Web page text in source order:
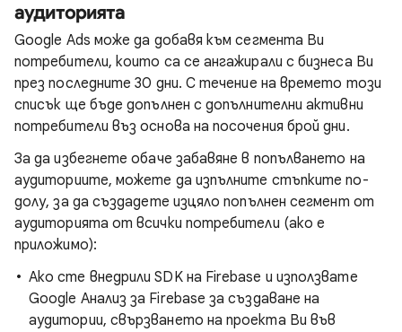
аудиторията
Google Ads може да добавя към сегмента Ви
потребители, които са се ангажирали с бизнеса Ви
през последните 30 дни. С течение на времето този
списък ще бъде допълнен с допълнителни активни
потребители въз основа на посочения брой дни.
За да избегнете обаче забавяне в попълването на
аудиториите, можете да изпълните стъпките по-
долу, за да създадете изцяло попълнен сегмент от
аудиторията от всички потребители (ако е
приложимо):
Ако сте внедрили SDK на Firebase и използвате
Google Анализ за Firebase за създаване на
аудитории, свързването на проекта Ви във